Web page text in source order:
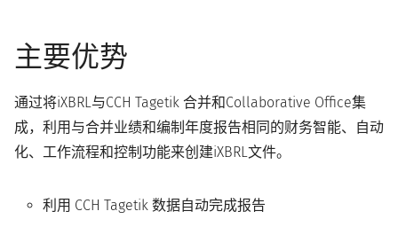
主要优势
通过将iXBRL与CCH Tagetik 合并和Collaborative Office集
成，利用与合并业绩和编制年度报告相同的财务智能、自动
化、工作流程和控制功能来创建iXBRL文件。
利用 CCH Tagetik 数据自动完成报告